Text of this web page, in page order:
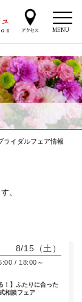
MENU
ライダルフェア情報
、
8/15 （土）
/ 18:00～
！】ふたりに合った
相談フェア